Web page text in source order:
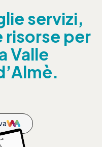
servizi,
risorse per
Valle